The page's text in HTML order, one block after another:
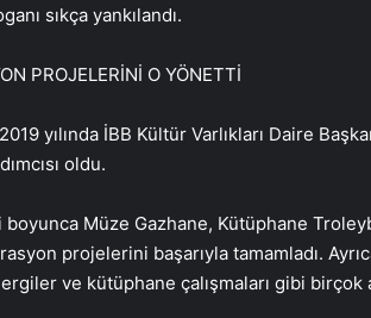
sıkça yankılandı.
PROJELERİNİ O YÖNETTİ
yılında İBB Kültür Varlıkları Daire
oldu.
Müze Gazhane, Kütüphane
projelerini başarıyla tamamladı.
ve kütüphane çalışmaları gibi birçok